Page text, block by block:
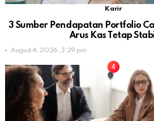
Karir
3 Sumber Pendapatan Portfolio
Arus Kas Tetap
August 4, 2026, 3:29 pm